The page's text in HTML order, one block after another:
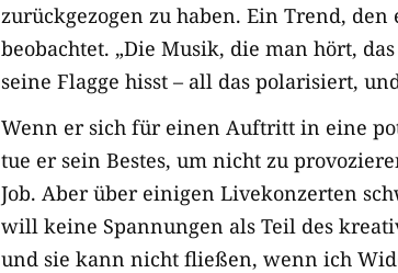
zurückgezogen zu haben. Ein Trend,
beobachtet. „Die Musik, die man hört,
seine Flagge hisst – all das polarisiert,
Wenn er sich für einen Auftritt in eine
tue er sein Bestes, um nicht zu
Job. Aber über einigen Livekonzerten
will keine Spannungen als Teil des
und sie kann nicht fließen, wenn ich